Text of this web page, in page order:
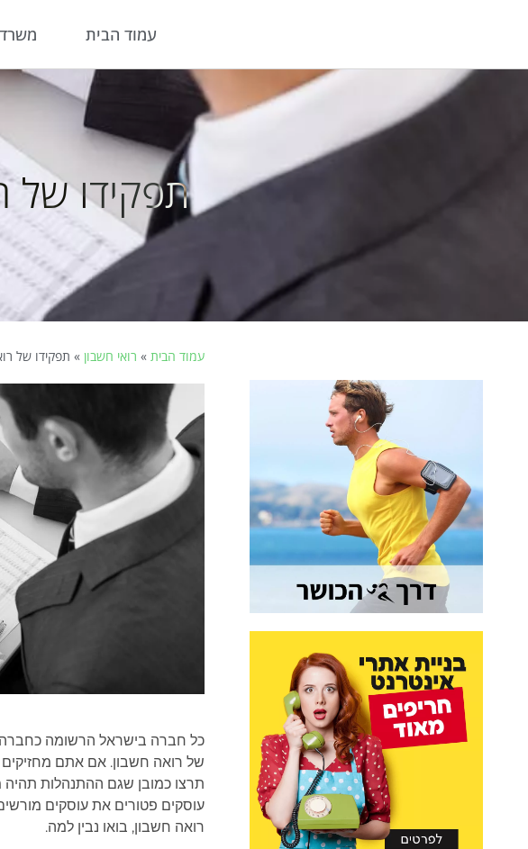
עמוד הבית
תפקידו של
עמוד הבית » רואי חשבון » תפקידו של
כל חברה בישראל הרשומה כחברה
של רואה חשבון. אם אתם
תרצו כמובן שגם ההתנהלות
עוסקים פטורים את עוסקים
רואה חשבון, בואו נבין למה.